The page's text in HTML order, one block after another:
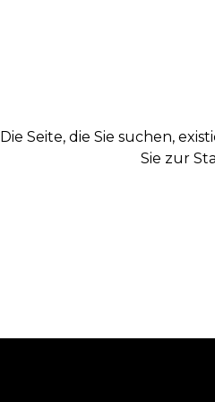
Die Seite, die Sie suchen,
Sie zur